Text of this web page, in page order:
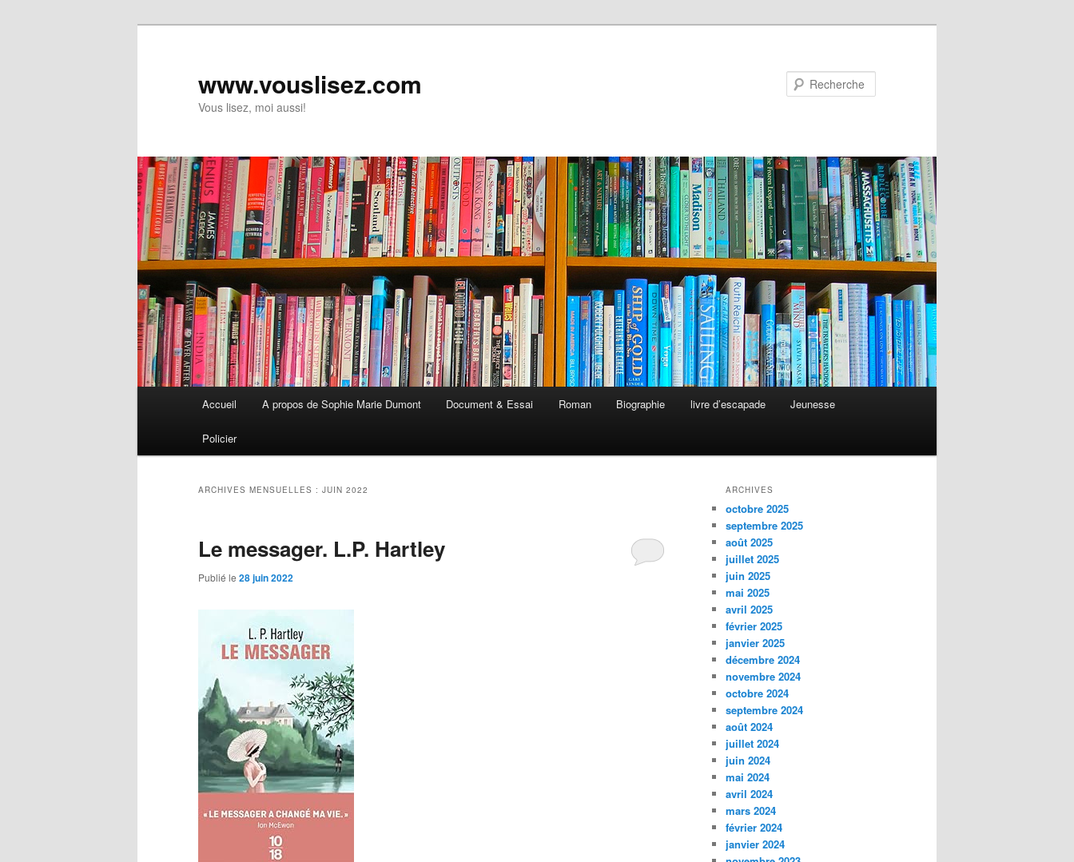
www.vouslisez.com
Vous lisez, moi aussi!
Aller
au
contenu
Aller
au
contenu
Accueil A propos de Sophie Marie Dumont Document & Essai Roman Biographie livre d’escapade Jeunesse
Policier
ARCHIVES MENSUELLES : JUIN 2022
Le messager. L.P. Hartley
Publié le 28 juin 2022
ARCHIVES
octobre 2025
septembre 2025
août 2025
juillet 2025
juin 2025
mai 2025
avril 2025
février 2025
janvier 2025
décembre 2024
novembre 2024
octobre 2024
septembre 2024
août 2024
juillet 2024
juin 2024
mai 2024
avril 2024
mars 2024
février 2024
janvier 2024